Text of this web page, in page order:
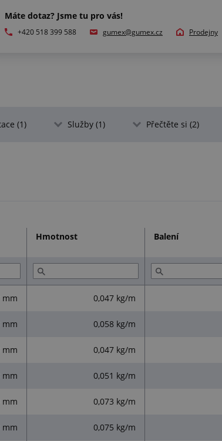
Máte dotaz? Jsme tu pro vás!
+420 518 399 588 gumex@gumex.cz Prodejny
(1) Služby (1) Přečtěte si (2)
Hmotnost Balení
mm 0,047 kg/m
mm 0,058 kg/m
mm 0,047 kg/m
mm 0,051 kg/m
mm 0,073 kg/m
mm 0,075 kg/m